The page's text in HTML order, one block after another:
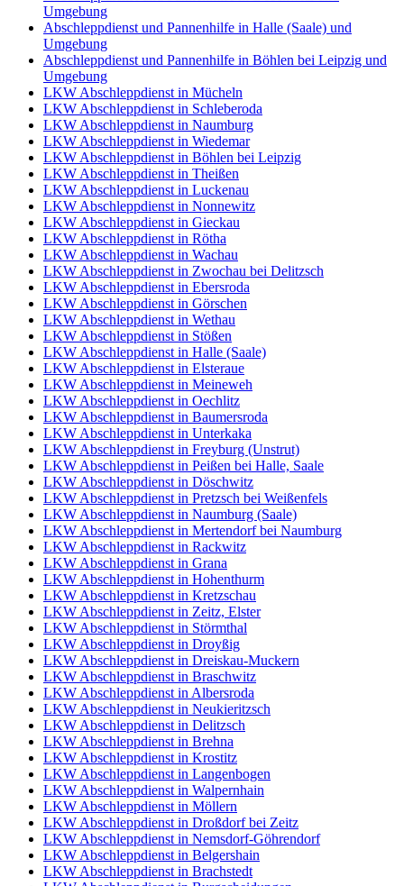
Umgebung
Abschleppdienst und Pannenhilfe in Halle (Saale) und
Umgebung
Abschleppdienst und Pannenhilfe in Böhlen bei Leipzig und
Umgebung
LKW Abschleppdienst in Mücheln
LKW Abschleppdienst in Schleberoda
LKW Abschleppdienst in Naumburg
LKW Abschleppdienst in Wiedemar
LKW Abschleppdienst in Böhlen bei Leipzig
LKW Abschleppdienst in Theißen
LKW Abschleppdienst in Luckenau
LKW Abschleppdienst in Nonnewitz
LKW Abschleppdienst in Gieckau
LKW Abschleppdienst in Rötha
LKW Abschleppdienst in Wachau
LKW Abschleppdienst in Zwochau bei Delitzsch
LKW Abschleppdienst in Ebersroda
LKW Abschleppdienst in Görschen
LKW Abschleppdienst in Wethau
LKW Abschleppdienst in Stößen
LKW Abschleppdienst in Halle (Saale)
LKW Abschleppdienst in Elsteraue
LKW Abschleppdienst in Meineweh
LKW Abschleppdienst in Oechlitz
LKW Abschleppdienst in Baumersroda
LKW Abschleppdienst in Unterkaka
LKW Abschleppdienst in Freyburg (Unstrut)
LKW Abschleppdienst in Peißen bei Halle, Saale
LKW Abschleppdienst in Döschwitz
LKW Abschleppdienst in Pretzsch bei Weißenfels
LKW Abschleppdienst in Naumburg (Saale)
LKW Abschleppdienst in Mertendorf bei Naumburg
LKW Abschleppdienst in Rackwitz
LKW Abschleppdienst in Grana
LKW Abschleppdienst in Hohenthurm
LKW Abschleppdienst in Kretzschau
LKW Abschleppdienst in Zeitz, Elster
LKW Abschleppdienst in Störmthal
LKW Abschleppdienst in Droyßig
LKW Abschleppdienst in Dreiskau-Muckern
LKW Abschleppdienst in Braschwitz
LKW Abschleppdienst in Albersroda
LKW Abschleppdienst in Neukieritzsch
LKW Abschleppdienst in Delitzsch
LKW Abschleppdienst in Brehna
LKW Abschleppdienst in Krostitz
LKW Abschleppdienst in Langenbogen
LKW Abschleppdienst in Walpernhain
LKW Abschleppdienst in Möllern
LKW Abschleppdienst in Droßdorf bei Zeitz
LKW Abschleppdienst in Nemsdorf-Göhrendorf
LKW Abschleppdienst in Belgershain
LKW Abschleppdienst in Brachstedt